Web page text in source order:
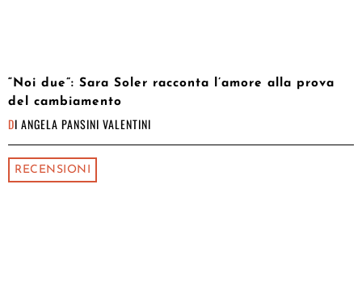
“Noi due”: Sara Soler racconta l’amore alla prova
del cambiamento
DI ANGELA PANSINI VALENTINI
RECENSIONI